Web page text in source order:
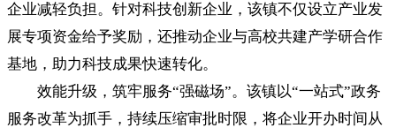
企业减轻负担。针对科技创新企业，该镇不仅设立产业发
展专项资金给予奖励，还推动企业与高校共建产学研合作
基地，助力科技成果快速转化。
效能升级，筑牢服务“强磁场”。该镇以“一站式”政务
服务改革为抓手，持续压缩审批时限，将企业开办时间从